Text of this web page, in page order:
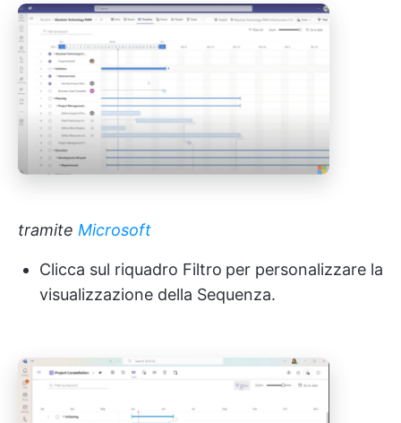
tramite Microsoft
Clicca sul riquadro Filtro per personalizzare la
visualizzazione della Sequenza.